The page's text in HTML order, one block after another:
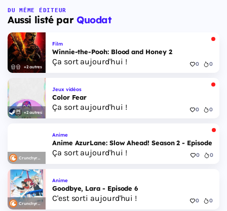
DU MÊME ÉDITEUR
Aussi listé par Quodat
+2 autres
Film
Winnie-the-Pooh: Blood and Honey 2
Ça sort aujourd'hui ! 0 0
+2 autres
Jeux vidéos
Color Fear
Ça sort aujourd'hui ! 0 0
Crunchyroll
Anime
Anime AzurLane: Slow Ahead! Season 2 - Episode 6
Ça sort aujourd'hui ! 0 0
Crunchyroll
Anime
Goodbye, Lara - Episode 6
C'est sorti aujourd'hui ! 0 0